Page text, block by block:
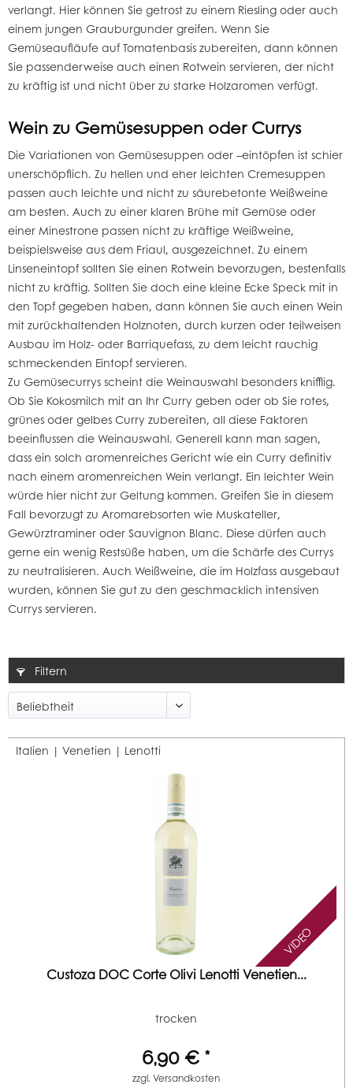
verlangt. Hier können Sie getrost zu einem Riesling oder auch
einem jungen Grauburgunder greifen. Wenn Sie
Gemüseaufläufe auf Tomatenbasis zubereiten, dann können
Sie passenderweise auch einen Rotwein servieren, der nicht
zu kräftig ist und nicht über zu starke Holzaromen verfügt.
Wein zu Gemüsesuppen oder Currys
Die Variationen von Gemüsesuppen oder –eintöpfen ist schier
unerschöpflich. Zu hellen und eher leichten Cremesuppen
passen auch leichte und nicht zu säurebetonte Weißweine
am besten. Auch zu einer klaren Brühe mit Gemüse oder
einer Minestrone passen nicht zu kräftige Weißweine,
beispielsweise aus dem Friaul, ausgezeichnet. Zu einem
Linseneintopf sollten Sie einen Rotwein bevorzugen, bestenfalls
nicht zu kräftig. Sollten Sie doch eine kleine Ecke Speck mit in
den Topf gegeben haben, dann können Sie auch einen Wein
mit zurückhaltenden Holznoten, durch kurzen oder teilweisen
Ausbau im Holz- oder Barriquefass, zu dem leicht rauchig
schmeckenden Eintopf servieren.
Zu Gemüsecurrys scheint die Weinauswahl besonders knifflig.
Ob Sie Kokosmilch mit an Ihr Curry geben oder ob Sie rotes,
grünes oder gelbes Curry zubereiten, all diese Faktoren
beeinflussen die Weinauswahl. Generell kann man sagen,
dass ein solch aromenreiches Gericht wie ein Curry definitiv
nach einem aromenreichen Wein verlangt. Ein leichter Wein
würde hier nicht zur Geltung kommen. Greifen Sie in diesem
Fall bevorzugt zu Aromarebsorten wie Muskateller,
Gewürztraminer oder Sauvignon Blanc. Diese dürfen auch
gerne ein wenig Restsüße haben, um die Schärfe des Currys
zu neutralisieren. Auch Weißweine, die im Holzfass ausgebaut
wurden, können Sie gut zu den geschmacklich intensiven
Currys servieren.
Filtern
Italien | Venetien | Lenotti
VIDEO
Custoza DOC Corte Olivi Lenotti Venetien...
trocken
6,90 € *
zzgl.Versandkosten